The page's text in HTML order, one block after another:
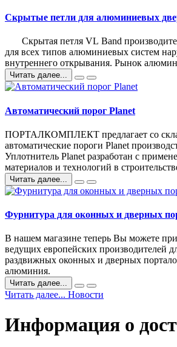
Скрытые петли для алюминиевых
Скрытая петля VL Band
для всех типов алюминиевых систем
внутреннего открывания. Рынок
Читать далее...
Автоматический порог Planet
ПОРТАЛКОМПЛЕКТ предлагает со
автоматические пороги Planet
Уплотнитель Planet разработан с
материалов и технологий в
Читать далее...
Фурнитура для оконных и дверных
В нашем магазине теперь Вы можете
ведущих европейских производителей
раздвижных оконных и дверных
алюминия.
Читать далее...
Читать далее... Новости
Информация о